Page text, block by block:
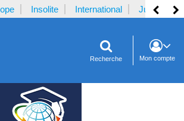
Insolite International Justice
Recherche Mon compte